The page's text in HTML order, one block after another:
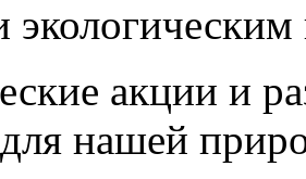
акции и
нашей